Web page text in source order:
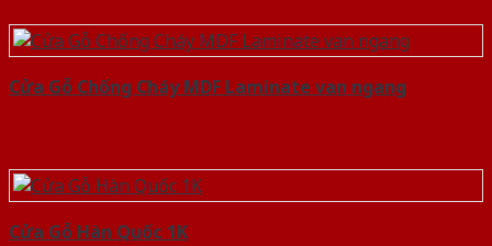
Cửa Gỗ Chống Cháy MDF Laminate van ngang
Cửa Gỗ Hàn Quốc 1K